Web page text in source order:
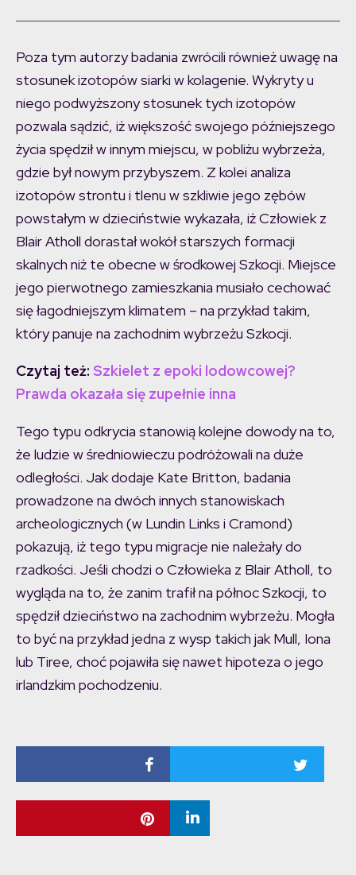
Poza tym autorzy badania zwrócili również uwagę na
stosunek izotopów siarki w kolagenie. Wykryty u
niego podwyższony stosunek tych izotopów
pozwala sądzić, iż większość swojego późniejszego
życia spędził w innym miejscu, w pobliżu wybrzeża,
gdzie był nowym przybyszem. Z kolei analiza
izotopów strontu i tlenu w szkliwie jego zębów
powstałym w dzieciństwie wykazała, iż Człowiek z
Blair Atholl dorastał wokół starszych formacji
skalnych niż te obecne w środkowej Szkocji. Miejsce
jego pierwotnego zamieszkania musiało cechować
się łagodniejszym klimatem – na przykład takim,
który panuje na zachodnim wybrzeżu Szkocji.
Czytaj też: Szkielet z epoki lodowcowej?
Prawda okazała się zupełnie inna
Tego typu odkrycia stanowią kolejne dowody na to,
że ludzie w średniowieczu podróżowali na duże
odległości. Jak dodaje Kate Britton, badania
prowadzone na dwóch innych stanowiskach
archeologicznych (w Lundin Links i Cramond)
pokazują, iż tego typu migracje nie należały do
rzadkości. Jeśli chodzi o Człowieka z Blair Atholl, to
wygląda na to, że zanim trafił na północ Szkocji, to
spędził dzieciństwo na zachodnim wybrzeżu. Mogła
to być na przykład jedna z wysp takich jak Mull, Iona
lub Tiree, choć pojawiła się nawet hipoteza o jego
irlandzkim pochodzeniu.